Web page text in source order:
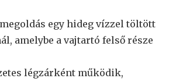
egy hideg vízzel töltött
amelybe a vajtartó felső része
légzárként működik,